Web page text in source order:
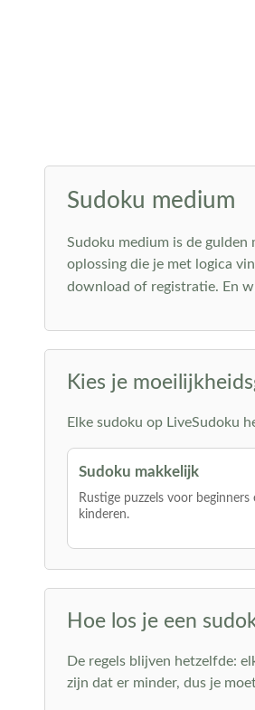
Sudoku medium
Sudoku medium is de gulden
oplossing die je met logica
download of registratie. En
Kies je
Elke sudoku op LiveSudoku
Sudoku makkelijk
Rustige puzzels voor beginners
kinderen.
Hoe los je een
De regels blijven hetzelfde:
zijn dat er minder, dus je